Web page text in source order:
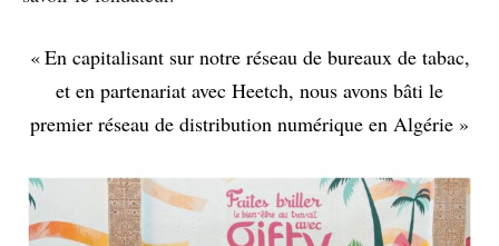
« En capitalisant sur notre réseau de bureaux de tabac,
et en partenariat avec Heetch, nous avons bâti le
premier réseau de distribution numérique en Algérie »